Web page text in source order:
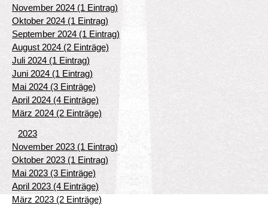
November 2024 (1 Eintrag)
Oktober 2024 (1 Eintrag)
September 2024 (1 Eintrag)
August 2024 (2 Einträge)
Juli 2024 (1 Eintrag)
Juni 2024 (1 Eintrag)
Mai 2024 (3 Einträge)
April 2024 (4 Einträge)
März 2024 (2 Einträge)
2023
November 2023 (1 Eintrag)
Oktober 2023 (1 Eintrag)
Mai 2023 (3 Einträge)
April 2023 (4 Einträge)
März 2023 (2 Einträge)